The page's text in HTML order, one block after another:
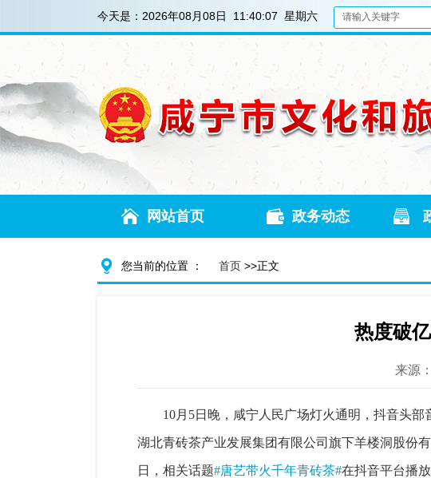
今天是： 2026年08月08日 11:40:09 星期六
网站首页 政务动态
您当前的位置 ： 首页 >>正文
热度破
来源
10月5日晚，咸宁人民广场灯火通明，抖音头
湖北青砖茶产业发展集团有限公司旗下羊楼洞股份
日，相关话题#唐艺带火千年青砖茶#在抖音平台播